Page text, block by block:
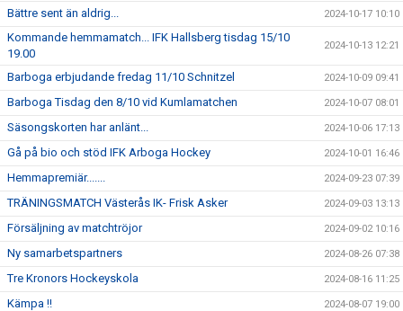
Bättre sent än aldrig... 2024-10-17 10:10
Kommande hemmamatch... IFK Hallsberg tisdag 15/10
19.00
2024-10-13 12:21
Barboga erbjudande fredag 11/10 Schnitzel 2024-10-09 09:41
Barboga Tisdag den 8/10 vid Kumlamatchen 2024-10-07 08:01
Säsongskorten har anlänt... 2024-10-06 17:13
Gå på bio och stöd IFK Arboga Hockey 2024-10-01 16:46
Hemmapremiär....... 2024-09-23 07:39
TRÄNINGSMATCH Västerås IK- Frisk Asker 2024-09-03 13:13
Försäljning av matchtröjor 2024-09-02 10:16
Ny samarbetspartners 2024-08-26 07:38
Tre Kronors Hockeyskola 2024-08-16 11:25
Kämpa !! 2024-08-07 19:00